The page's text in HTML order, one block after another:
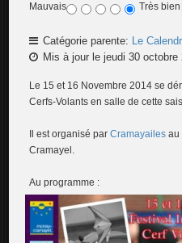
Mauvais Très bien
Catégorie parente: Le
Mis à jour le jeudi 30 octobre
Le 15 et 16 Novembre 2014 se
Cerfs-Volants en salle de cette
Il est organisé parCramayailes au
Cramayel.
Au programme :